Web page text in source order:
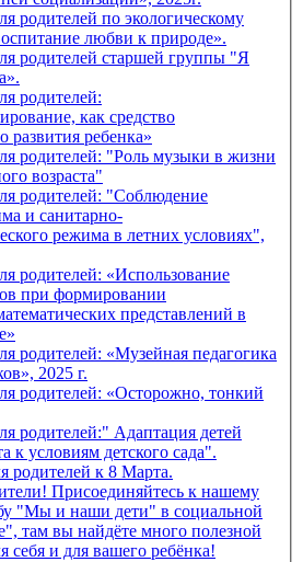
родителей по экологическому
любви к природе».
родителей старшей группы "Я
родителей:
как средство
развития ребенка»
родителей: "Роль музыки в жизни
возраста"
родителей: "Соблюдение
и санитарно-
режима в летних условиях",
родителей: «Использование
при формировании
представлений в
родителей: «Музейная педагогика
2025 г.
родителей: «Осторожно, тонкий
родителей:" Адаптация детей
раннего возраста к условиям детского сада".
родителей к 8 Марта.
к нашему
себя и для вашего ребёнка!